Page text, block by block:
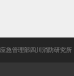
应急管理部四川消防研究所